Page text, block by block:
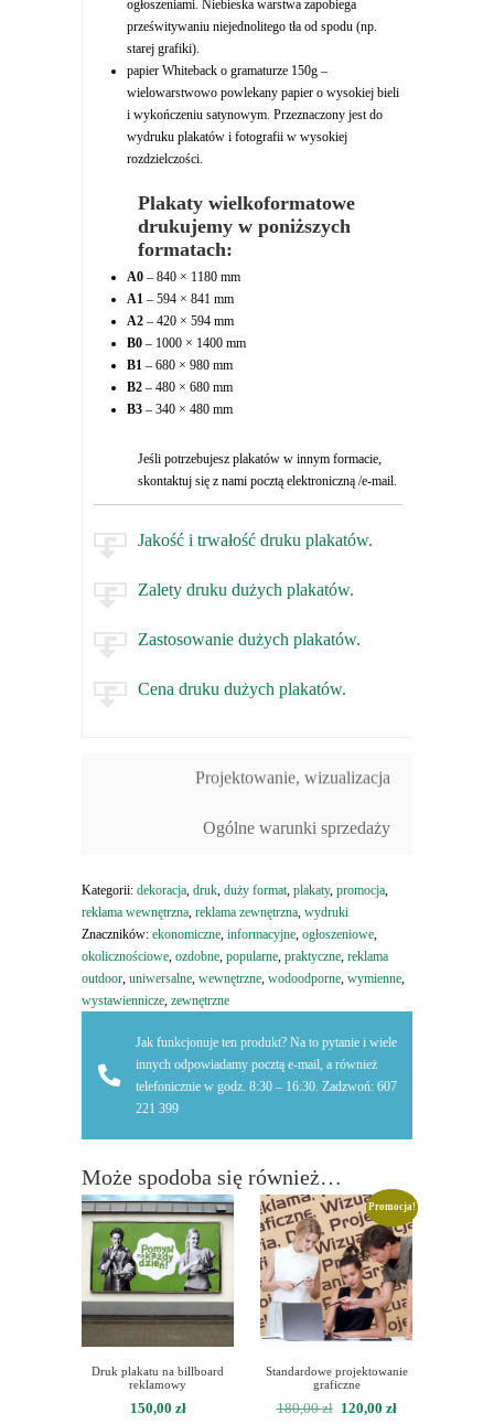
ogłoszeniami. Niebieska warstwa zapobiega
prześwitywaniu niejednolitego tła od spodu (np.
starej grafiki).
papier Whiteback o gramaturze 150g –
wielowarstwowo powlekany papier o wysokiej bieli
i wykończeniu satynowym. Przeznaczony jest do
wydruku plakatów i fotografii w wysokiej
rozdzielczości.
Plakaty wielkoformatowe
drukujemy w poniższych
formatach:
A0 ‒ 840 × 1180 mm
A1 ‒ 594 × 841 mm
A2 ‒ 420 × 594 mm
B0 ‒ 1000 × 1400 mm
B1 ‒ 680 × 980 mm
B2 ‒ 480 × 680 mm
B3 ‒ 340 × 480 mm
Jeśli potrzebujesz plakatów w innym formacie,
skontaktuj się z nami pocztą elektroniczną /e-mail.
Jakość i trwałość druku plakatów.
Zalety druku dużych plakatów.
Zastosowanie dużych plakatów.
Cena druku dużych plakatów.
Projektowanie, wizualizacja
Ogólne warunki sprzedaży
Kategorii: dekoracja, druk, duży format, plakaty, promocja,
reklama wewnętrzna, reklama zewnętrzna, wydruki
Znaczników: ekonomiczne, informacyjne, ogłoszeniowe,
okolicznościowe, ozdobne, popularne, praktyczne, reklama
outdoor, uniwersalne, wewnętrzne, wodoodporne, wymienne,
wystawiennicze, zewnętrzne
Jak funkcjonuje ten produkt? Na to pytanie i wiele
innych odpowiadamy pocztą e-mail, a również
telefonicznie w godz. 8:30 – 16:30. Zadzwoń: 607
221 399
Może spodoba się również…
Druk plakatu na billboard
reklamowy
150,00 zł
Promocja!
Standardowe projektowanie
graficzne
180,00zł Pierwotna
120,00 zł